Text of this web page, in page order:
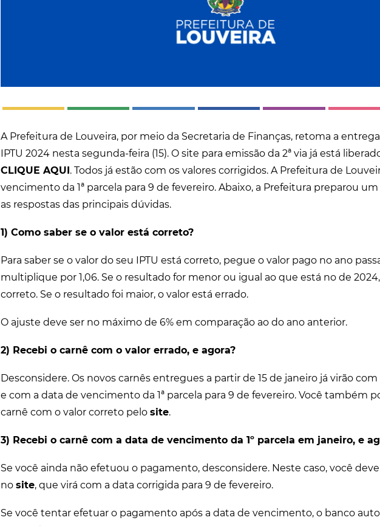
A Prefeitura de Louveira, por meio da Secretaria de Finanças, retoma a
IPTU 2024 nesta segunda-feira (15). O site para emissão da 2ª via já está
CLIQUE AQUI. Todos já estão com os valores corrigidos. A Prefeitura de
vencimento da 1ª parcela para 9 de fevereiro. Abaixo, a Prefeitura preparou
as respostas das principais dúvidas.
1) Como saber se o valor está correto?
Para saber se o valor do seu IPTU está correto, pegue o valor pago no ano
multiplique por 1,06. Se o resultado for menor ou igual ao que está no de
correto. Se o resultado foi maior, o valor está errado.
O ajuste deve ser no máximo de 6% em comparação ao do ano anterior.
2) Recebi o carnê com o valor errado, e agora?
Desconsidere. Os novos carnês entregues a partir de 15 de janeiro já virão
e com a data de vencimento da 1ª parcela para 9 de fevereiro. Você também
carnê com o valor correto pelo site.
3) Recebi o carnê com a data de vencimento da 1º parcela em janeiro, e
Se você ainda não efetuou o pagamento, desconsidere. Neste caso, você deve
no site, que virá com a data corrigida para 9 de fevereiro.
Se você tentar efetuar o pagamento após a data de vencimento, o banco